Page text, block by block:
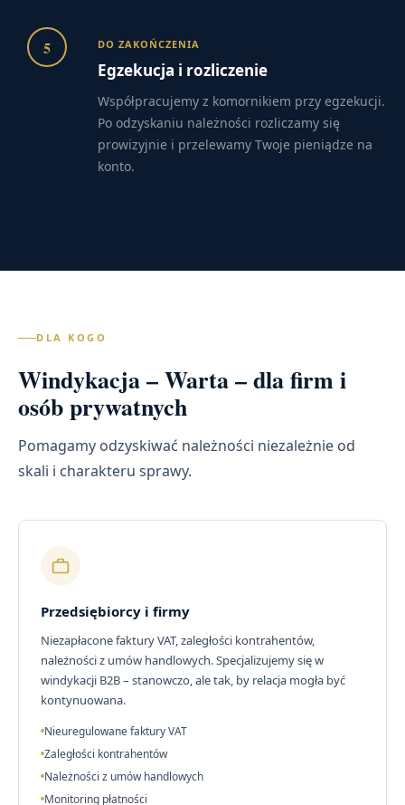
5 DO ZAKOŃCZENIA
Egzekucja i rozliczenie
Współpracujemy z komornikiem przy egzekucji.
Po odzyskaniu należności rozliczamy się
prowizyjnie i przelewamy Twoje pieniądze na
konto.
DLA KOGO
Windykacja – Warta – dla firm i
osób prywatnych
Pomagamy odzyskiwać należności niezależnie od
skali i charakteru sprawy.
Przedsiębiorcy i firmy
Niezapłacone faktury VAT, zaległości kontrahentów,
należności z umów handlowych. Specjalizujemy się w
windykacji B2B – stanowczo, ale tak, by relacja mogła być
kontynuowana.
Nieuregulowane faktury VAT
Zaległości kontrahentów
Należności z umów handlowych
Monitoring płatności